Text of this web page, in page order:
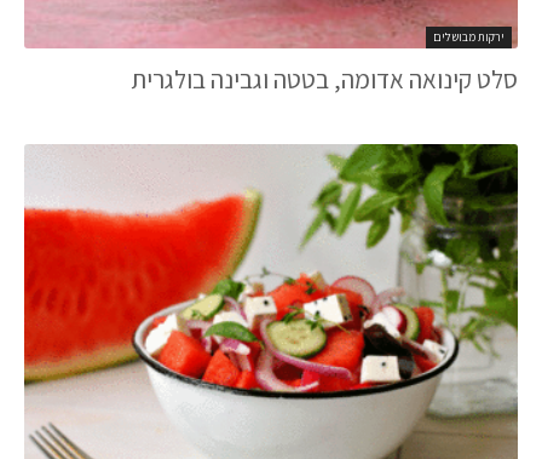
ירקות מבושלים
סלט קינואה אדומה, בטטה וגבינה בולגרית